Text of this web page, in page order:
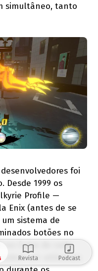
simultâneo, tanto
foi
Desde 1999 os
Profile —
Enix (antes de se
sistema de
botões no
(uma de cada
ser utilizadas
Revista Podcast